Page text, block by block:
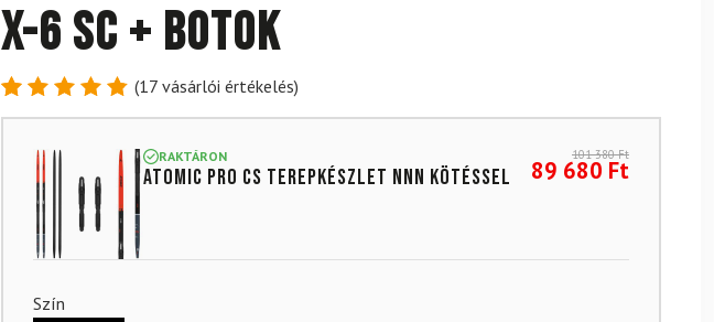
X-6 SC + Botok
Értékelés
5-ből,
17
értékelés
alapján
(17vásárlói értékelés)
RAKTÁRON
ATOMIC Pro CS terepkészlet NNN kötéssel
101 380Ft
89 680 Ft
Szín